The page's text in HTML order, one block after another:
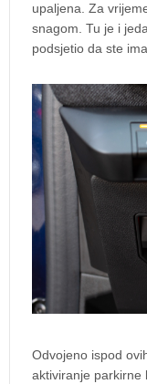
upaljena. Za
snagom. Tu je i
podsjetio da ste
Odvojeno ispod
aktiviranje parkirne